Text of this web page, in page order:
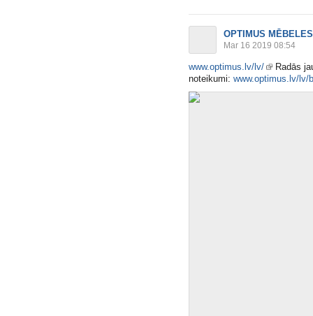
OPTIMUS MĒBELES
Mar 16 2019 08:54
www.optimus.lv/lv/
Radās
noteikumi: www.optimus.lv/lv/